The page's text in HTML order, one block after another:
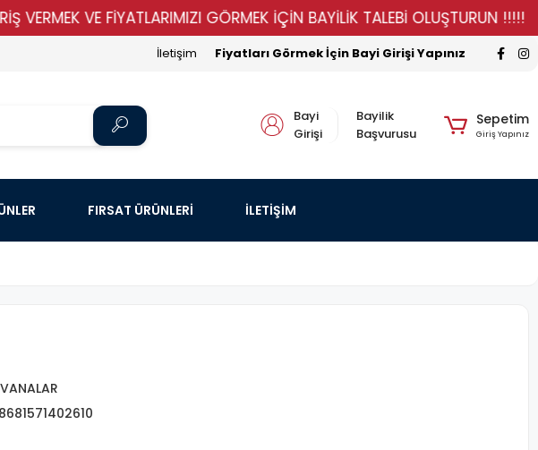
VE FİYATLARIMIZI GÖRMEK İÇİN BAYİLİK TALEBİ OLUŞTURUN !!!!!
Fiyatları Görmek İçin Bayi Girişi Yapınız
İletişim
Bayi
Girişi
Bayilik
Başvurusu
Sepetim
Giriş Yapınız
FIRSAT ÜRÜNLERİ İLETİŞİM
8681571402610